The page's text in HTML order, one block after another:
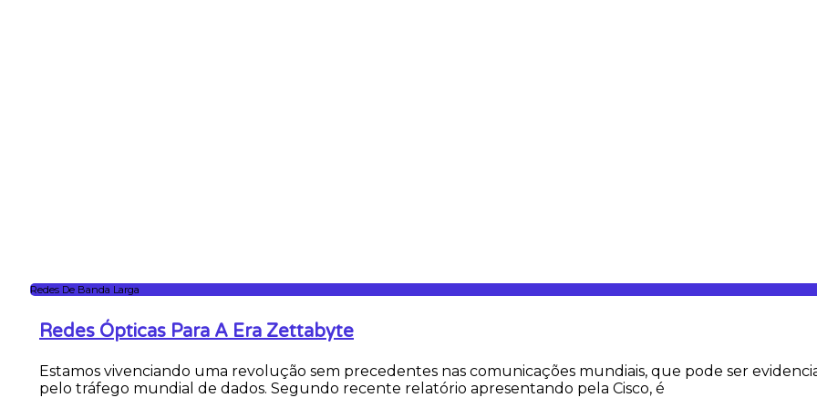
Redes De Banda Larga
Redes Ópticas Para A Era Zettabyte
Estamos vivenciando uma revolução sem precedentes nas comunicações mundiais, que pode ser
pelo tráfego mundial de dados. Segundo recente relatório apresentando pela Cisco, é